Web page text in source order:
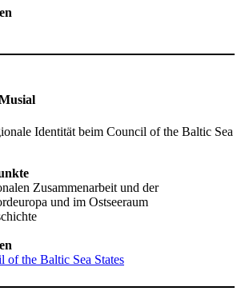
Identität beim Council of the Baltic Sea
Zusammenarbeit und der
und im Ostseeraum
of the Baltic Sea States